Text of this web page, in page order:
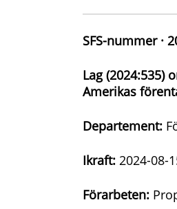
SFS-nummer ·
Lag (2024:535)
Amerikas
Departement:
Ikraft: 2024-08-
Förarbeten: